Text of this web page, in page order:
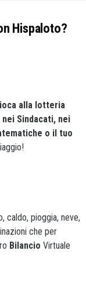
Hispaloto?
alla lotteria
Sindacati, nei
o il tuo
caldo, pioggia, neve,
che per
Bilancio Virtuale